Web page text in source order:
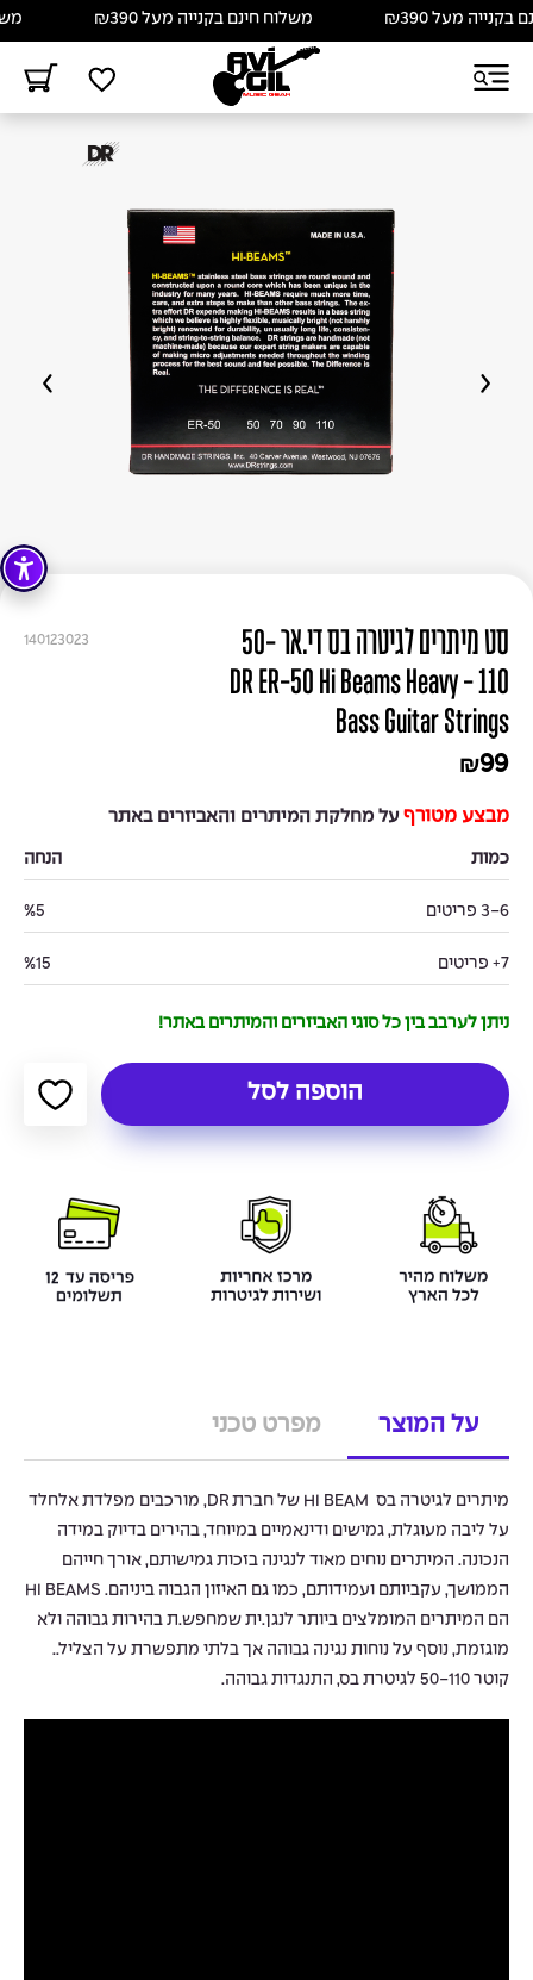
מעל ₪390 משלוח חינם בקנייה מעל ₪390
140123023
סט מיתרים לגיטרה בס די.אר 50-
110 - DR ER-50 Hi Beams Heavy
Bass Guitar Strings
₪99
מבצע מטורף על מחלקת המיתרים והאביזרים באתר
כמות הנחה
3-6 פריטים %5
7+ פריטים %15
ניתן לערבב בין כל סוגי האביזרים והמיתרים באתר!
הוספה לסל
על המוצר מפרט טכני
מיתרים לגיטרה בס HI BEAM של חברת DR, מורכבים מפלדת אלחלד
על ליבה מעוגלת, גמישים ודינאמיים במיוחד, בהירים בדיוק במידה
הנכונה. המיתרים נוחים מאוד לנגינה בזכות גמישותם, אורך חייהם
הממושך, עקביותם ועמידותם, כמו גם האיזון הגבוה ביניהם. HI BEAMS
הם המיתרים המומלצים ביותר לנגן.ית שמחפש.ת בהירות גבוהה ולא
מוגזמת, נוסף על נוחות נגינה גבוהה אך בלתי מתפשרת על הצליל..
קוטר 50-110 לגיטרת בס, התנגדות גבוהה.